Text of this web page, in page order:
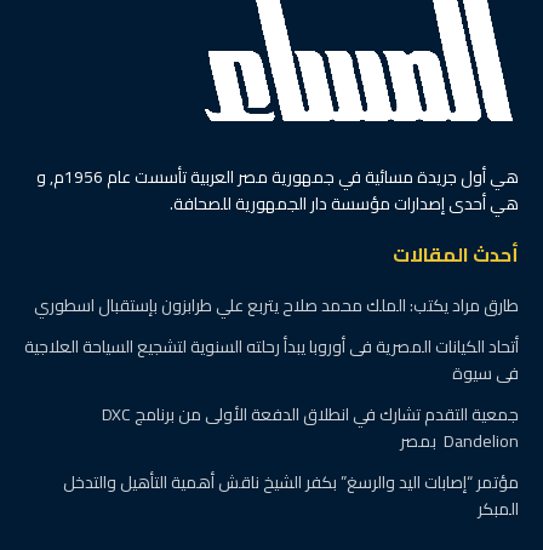
هي أول جريدة مسائية في جمهورية مصر العربية تأسست عام 1956م, و
هي أحدى إصدارات مؤسسة دار الجمهورية للصحافة.
أحدث المقالات
طارق مراد يكتب: الملك محمد صلاح يتربع علي طرابزون بإستقبال اسطوري
أتحاد الكيانات المصرية فى أوروبا يبدأ رحلته السنوية لتشجيع السياحة العلاجية
فى سيوة
جمعية التقدم تشارك في انطلاق الدفعة الأولى من برنامج DXC
Dandelion بمصر
مؤتمر “إصابات اليد والرسغ” بكفر الشيخ ناقش أهمية التأهيل والتدخل
المبكر